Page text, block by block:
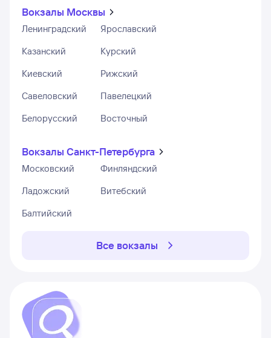
Вокзалы Москвы
Ленинградский
Ярославский
Казанский
Курский
Киевский
Рижский
Савеловский
Павелецкий
Белорусский
Восточный
Вокзалы Санкт-Петербурга
Московский
Финляндский
Ладожский
Витебский
Балтийский
Все вокзалы